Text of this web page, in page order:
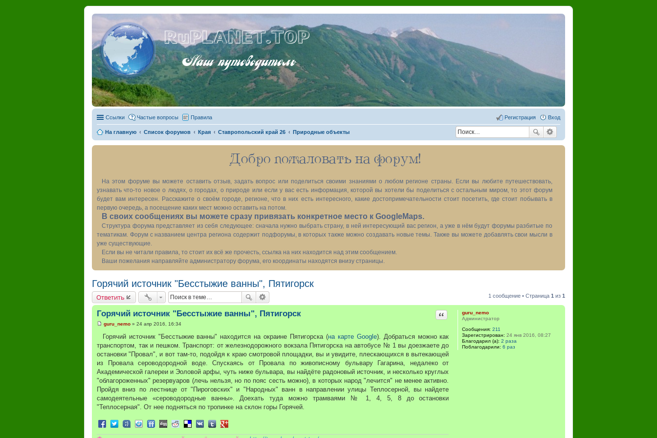
RuPLANET.TOP
Наш путеводитель
Ссылки Частые вопросы Правила Вход
Регистрация
На главную Список форумов Края Ставропольский край 26 Природные объекты
Добро пожаловать на форум!
На этом форуме вы можете оставить отзыв, задать вопрос или поделиться своими знаниями о любом регионе страны. Если вы любите путешествовать,
узнавать что-то новое о людях, о городах, о природе или если у вас есть информация, которой вы хотели бы поделиться с остальным миром, то этот форум
будет вам интересен. Расскажите о своём городе, регионе, что в них есть интересного, какие достопримечательности стоит посетить, где стоит побывать в
первую очередь, а посещение каких мест можно оставить на потом.
В своих сообщениях вы можете сразу привязать конкретное место к GoogleMaps.
Структура форума представляет из себя следующее: сначала нужно выбрать страну, в ней интересующий вас регион, а уже в нём будут форумы разбитые по
тематикам. Форум с названием центра региона содержит подфорумы, в которых также можно создавать новые темы. Также вы можете добавлять свои мысли в
уже существующие.
Если вы не читали правила, то стоит их всё же прочесть, ссылка на них находится над этим сообщением.
Ваши пожелания направляйте администратору форума, его координаты находятся внизу страницы.
Горячий источник "Бесстыжие ванны", Пятигорск
Ответить 1 сообщение • Страница 1 из 1
guru_nemo
Администратор
Сообщения: 211
Зарегистрирован: 24 янв 2016, 08:27
Благодарил (а): 2 раза
Поблагодарили: 6 раз
Горячий источник "Бесстыжие ванны", Пятигорск Цитата
С
о
о
б
е
н
е
guru_nemo » 24 апр 2016, 16:34
Горячий источник "Бесстыжие ванны" находится на окраине Пятигорска (на карте Google). Добраться можно как
транспортом, так и пешком. Транспорт: от железнодорожного вокзала Пятигорска на автобусе № 1 вы доезжаете до
остановки "Провал", и вот там-то, подойдя к краю смотровой площадки, вы и увидите, плескающихся в вытекающей
из Провала сероводородной воде. Спускаясь от Провала по живописному бульвару Гагарина, недалеко от
Академической галереи и Эоловой арфы, чуть ниже бульвара, вы найдёте радоновый источник, и несколько круглых
"облагороженных" резервуаров (лечь нельзя, но по пояс сесть можно), в которых народ "лечится" не менее активно.
Пройдя вниз по лестнице от "Пироговских" и "Народных" ванн в направлении улицы Теплосерной, вы найдете
самодеятельные «сероводородные ванны». Доехать туда можно трамваями № 1, 4, 5, 8 до остановки
"Теплосерная". От нее подняться по тропинке на склон горы Горячей.
Поделиться в Facebook
Поделиться в Twitter
Поделиться в Tuenti
Поделиться в Sonico
Поделиться в FriendFeed
Поделиться в Digg
Поделиться в Reddit
Поделиться в Delicious
Поделиться в VK
Поделиться в Tumblr
Поделиться в Google+